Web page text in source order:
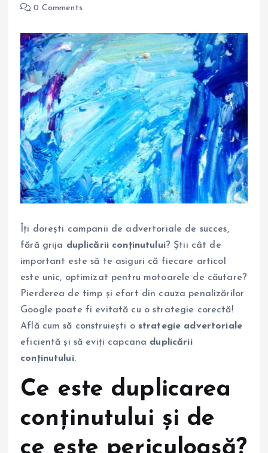
0 Comments
Îți dorești campanii de advertoriale de succes,
fără grija duplicării conținutului? Știi cât de
important este să te asiguri că fiecare articol
este unic, optimizat pentru motoarele de căutare?
Pierderea de timp și efort din cauza penalizărilor
Google poate fi evitată cu o strategie corectă!
Află cum să construiești o strategie advertoriale
eficientă și să eviți capcana duplicării
conținutului.
Ce este duplicarea
conținutului și de
ce este periculoasă?